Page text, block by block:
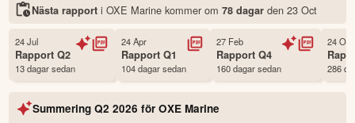
Status Noterad
Sverige
Första handelsdag 03 Jul 2017
Antal ägare Avanza 2,310 st
Källa:Börsdata
Nästa rapport i OXE Marine kommer om 78 dagarden 23 Oct
24 Jul
RapportQ2
13 dagar sedan
24 Apr
RapportQ1
104 dagar sedan
27 Feb
RapportQ4
160 dagar sedan
24
286
Summering Q2 2026 för OXE Marine